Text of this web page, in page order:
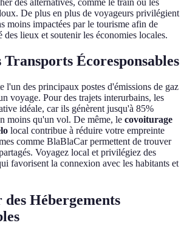
De plus en plus de voyageurs privilégient
moins impactées par le tourisme afin de
des lieux et soutenir les économies locales.
Transports Écoresponsables
l'un des principaux postes d'émissions de gaz
voyage. Pour des trajets interurbains, les
idéale, car ils génèrent jusqu'à 85%
moins qu'un vol. De même, le covoiturage
local contribue à réduire votre empreinte
comme BlaBlaCar permettent de trouver
Voyagez local et privilégiez des
favorisent la connexion avec les habitants et
Hébergements